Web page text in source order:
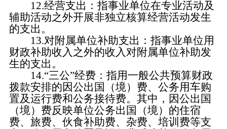
12.经营支出：指事业单位在专业活动及
辅助活动之外开展非独立核算经营活动发生
的支出。
13.对附属单位补助支出：指事业单位用
财政补助收入之外的收入对附属单位补助发
生的支出。
14.“三公”经费：指用一般公共预算财政
拨款安排的因公出国（境）费、公务用车购
置及运行费和公务接待费。其中，因公出国
（境）费反映单位公务出国（境）的住宿
费、旅费、伙食补助费、杂费、培训费等支